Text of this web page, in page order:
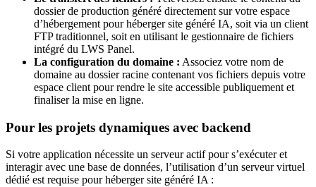
dossier de production généré directement sur votre espace
d’hébergement pour héberger site généré IA, soit via un client
FTP traditionnel, soit en utilisant le gestionnaire de fichiers
intégré du LWS Panel.
La configuration du domaine : Associez votre nom de
domaine au dossier racine contenant vos fichiers depuis votre
espace client pour rendre le site accessible publiquement et
finaliser la mise en ligne.
Pour les projets dynamiques avec backend
Si votre application nécessite un serveur actif pour s’exécuter et
interagir avec une base de données, l’utilisation d’un serveur virtuel
dédié est requise pour héberger site généré IA :